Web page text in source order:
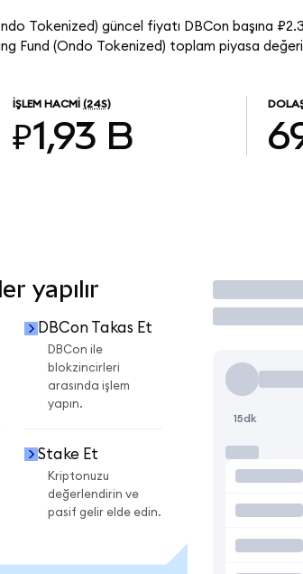
Tokenized) güncel fiyatı DBCon başına
Fund (Ondo Tokenized) toplam piyasa değeri
İŞLEM HACMI (24S)
₽1,93 B
yapılır
DBCon Takas Et
DBCon ile
blokzincirleri
arasında işlem
yapın.
Stake Et
Kriptonuzu
değerlendirin ve
pasif gelir elde edin.
İşlem
15dk